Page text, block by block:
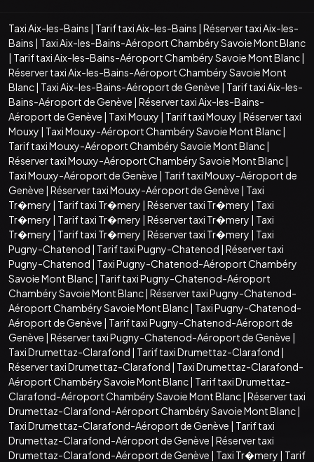
Taxi Aix-les-Bains | Tarif taxi Aix-les-Bains | Réserver taxi Aix-les-
Bains | Taxi Aix-les-Bains-Aéroport Chambéry Savoie Mont Blanc
| Tarif taxi Aix-les-Bains-Aéroport Chambéry Savoie Mont Blanc|
Réserver taxi Aix-les-Bains-Aéroport Chambéry Savoie Mont
Blanc| Taxi Aix-les-Bains-Aéroport de Genève | Tarif taxi Aix-les-
Bains-Aéroport de Genève | Réserver taxi Aix-les-Bains-
Aéroport de Genève | Taxi Mouxy | Tarif taxi Mouxy | Réserver taxi
Mouxy | Taxi Mouxy-Aéroport Chambéry Savoie Mont Blanc|
Tarif taxi Mouxy-Aéroport Chambéry Savoie Mont Blanc|
Réserver taxi Mouxy-Aéroport Chambéry Savoie Mont Blanc|
Taxi Mouxy-Aéroport de Genève | Tarif taxi Mouxy-Aéroport de
Genève | Réserver taxi Mouxy-Aéroport de Genève | Taxi
Tr�mery | Tarif taxi Tr�mery | Réserver taxi Tr�mery | Taxi
Tr�mery | Tarif taxi Tr�mery | Réserver taxi Tr�mery | Taxi
Tr�mery | Tarif taxi Tr�mery | Réserver taxi Tr�mery | Taxi
Pugny-Chatenod | Tarif taxi Pugny-Chatenod | Réserver taxi
Pugny-Chatenod | Taxi Pugny-Chatenod-Aéroport Chambéry
Savoie Mont Blanc| Tarif taxi Pugny-Chatenod-Aéroport
Chambéry Savoie Mont Blanc| Réserver taxi Pugny-Chatenod-
Aéroport Chambéry Savoie Mont Blanc| Taxi Pugny-Chatenod-
Aéroport de Genève | Tarif taxi Pugny-Chatenod-Aéroport de
Genève | Réserver taxi Pugny-Chatenod-Aéroport de Genève |
Taxi Drumettaz-Clarafond | Tarif taxi Drumettaz-Clarafond |
Réserver taxi Drumettaz-Clarafond | Taxi Drumettaz-Clarafond-
Aéroport Chambéry Savoie Mont Blanc| Tarif taxi Drumettaz-
Clarafond-Aéroport Chambéry Savoie Mont Blanc| Réserver taxi
Drumettaz-Clarafond-Aéroport Chambéry Savoie Mont Blanc|
Taxi Drumettaz-Clarafond-Aéroport de Genève | Tarif taxi
Drumettaz-Clarafond-Aéroport de Genève | Réserver taxi
Drumettaz-Clarafond-Aéroport de Genève | Taxi Tr�mery | Tarif